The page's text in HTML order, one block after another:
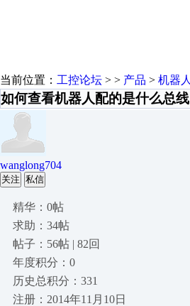
当前位置： 工控论坛 > > 产品 > 机器人
如何查看机器人配的是什么总线
wanglong704
关注 私信
精华：0帖
求助：34帖
帖子：56帖 | 82回
年度积分：0
历史总积分：331
注册：2014年11月10日